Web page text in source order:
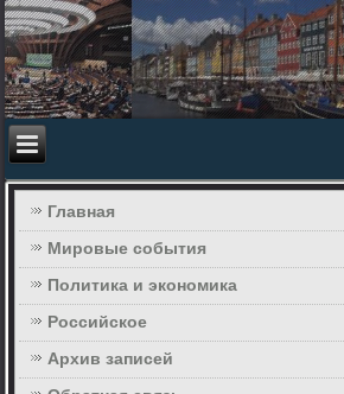
Главная
Мировые события
Политика и экономика
Российское
Архив записей